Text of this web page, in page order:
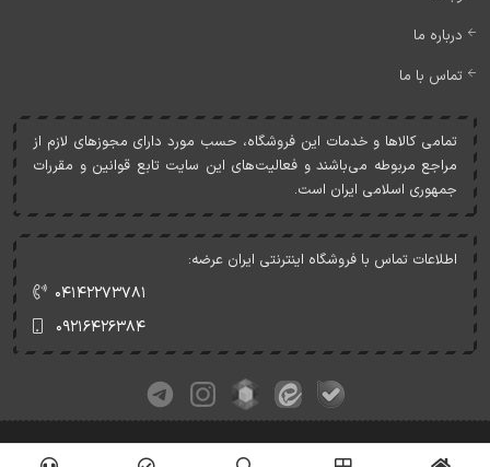
درباره ما
تماس با ما
تمامی کالاها و خدمات اين فروشگاه، حسب مورد دارای مجوزهای لازم از
مراجع مربوطه می‌باشند و فعاليت‌های اين سايت تابع قوانين و مقررات
جمهوری اسلامی ايران است.
اطلاعات تماس با فروشگاه اینترنتی ایران عرضه:
۰۴۱۴۲۲۷۳۷۸۱
۰۹۲۱۶۴۲۶۳۸۴
کلیه حقوق این وبسایت متعلق به ایران عرضه می‌باشد.